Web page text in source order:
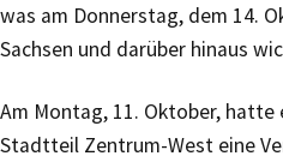
was am Donnerstag, dem 14.
Sachsen und darüber hinaus
Am Montag, 11. Oktober, hatte
Stadtteil Zentrum-West eine